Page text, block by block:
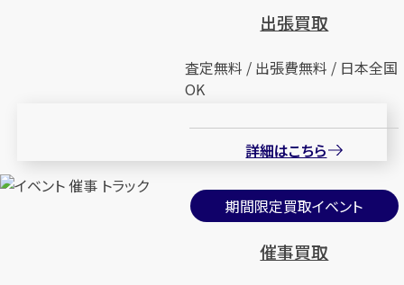
出張買取
査定無料 / 出張費無料 / 日本全国
OK
詳細はこちら
期間限定買取イベント
催事買取